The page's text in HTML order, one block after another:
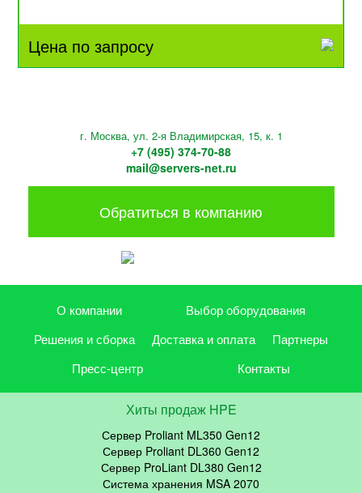
Цена по запросу
г. Москва, ул. 2-я Владимирская, 15, к. 1
+7 (495) 374-70-88
mail@servers-net.ru
Обратиться в компанию
О компании
Выбор оборудования
Решения и сборка
Доставка и оплата
Партнеры
Пресс-центр
Контакты
Хиты продаж HPE
Сервер Proliant ML350 Gen12
Сервер Proliant DL360 Gen12
Сервер ProLiant DL380 Gen12
Система хранения MSA 2070